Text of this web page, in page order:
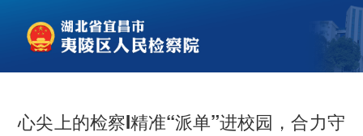
心尖上的检察I精准“派单”进校园，合力守